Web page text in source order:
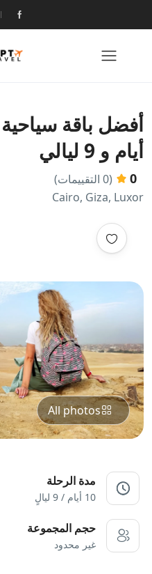
أيام و 9 ليالي
0
(0 التقييمات)
Cairo, Giza, Luxor
All photos
مدة الرحلة
10 أيام / 9 ليالٍ
حجم المجموعة
غير محدود